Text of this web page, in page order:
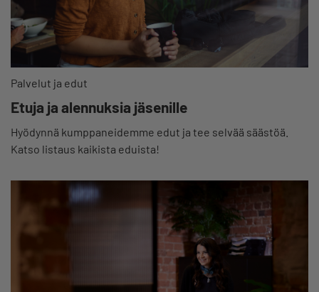
Palvelut ja edut
Etuja ja alennuksia jäsenille
Hyödynnä kumppaneidemme edut ja tee selvää säästöä.
Katso listaus kaikista eduista!